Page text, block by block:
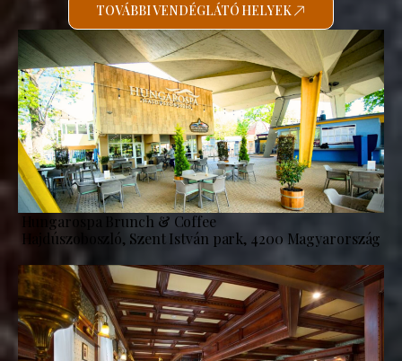
TOVÁBBI VENDÉGLÁTÓ HELYEK
Hungarospa Brunch & Coffee
Hajdúszoboszló, Szent István park, 4200 Magyarország